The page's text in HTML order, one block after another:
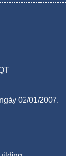
02/01/2007.